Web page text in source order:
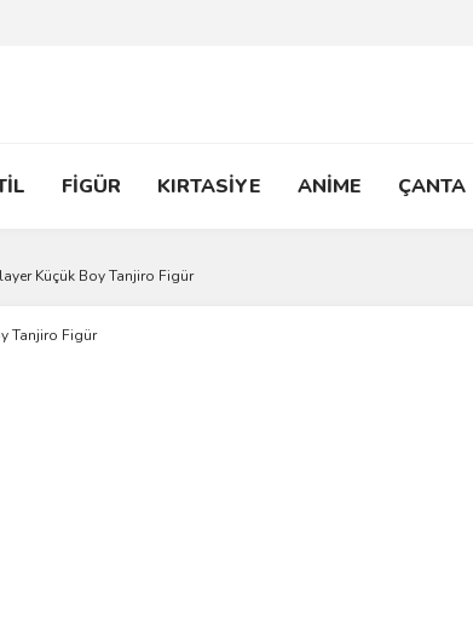
FİGÜR KIRTASİYE ANİME ÇANTA
Küçük Boy Tanjiro Figür